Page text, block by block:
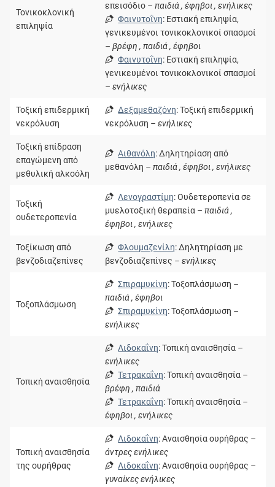
Τονικοκλονική
επιληψία
επεισόδιο – παιδιά , έφηβοι , ενήλικες
Φαινυτοΐνη: Εστιακή επιληψία,
γενικευμένοι τονικοκλονικοί σπασμοί
– βρέφη , παιδιά , έφηβοι
Φαινυτοΐνη: Εστιακή επιληψία,
γενικευμένοι τονικοκλονικοί σπασμοί
– ενήλικες
Τοξική επιδερμική
νεκρόλυση
Δεξαμεθαζόνη: Τοξική επιδερμική
νεκρόλυση – ενήλικες
Τοξική επίδραση
επαγώμενη από
μεθυλική αλκοόλη
Αιθανόλη: Δηλητηρίαση από
μεθανόλη – παιδιά , έφηβοι , ενήλικες
Τοξική
ουδετεροπενία
Λενογραστίμη: Ουδετεροπενία σε
μυελοτοξική θεραπεία – παιδιά ,
έφηβοι , ενήλικες
Τοξίκωση από
βενζοδιαζεπίνες
Φλουμαζενίλη: Δηλητηρίαση με
βενζοδιαζεπίνες – ενήλικες
Τοξοπλάσμωση
Σπιραμυκίνη: Τοξοπλάσμωση –
παιδιά , έφηβοι
Σπιραμυκίνη: Τοξοπλάσμωση –
ενήλικες
Τοπική αναισθησία
Λιδοκαΐνη: Τοπική αναισθησία –
ενήλικες
Τετρακαΐνη: Τοπική αναισθησία –
βρέφη , παιδιά
Τετρακαΐνη: Τοπική αναισθησία –
έφηβοι , ενήλικες
Τοπική αναισθησία
της ουρήθρας
Λιδοκαΐνη: Αναισθησία ουρήθρας –
άντρες ενήλικες
Λιδοκαΐνη: Αναισθησία ουρήθρας –
γυναίκες ενήλικες